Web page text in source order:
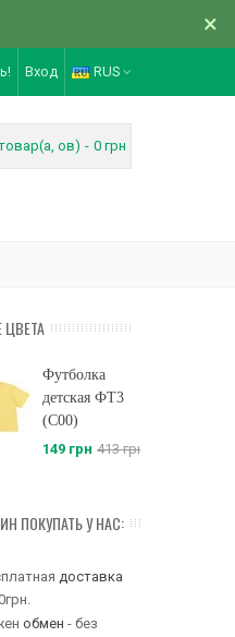
×
Вход RUS
ов) - 0 грн
ЦВЕТА
Футболка
детская ФТ3
(C00)
149 грн 413 грн
ПОКУПАТЬ У НАС:
доставка
обмен - без